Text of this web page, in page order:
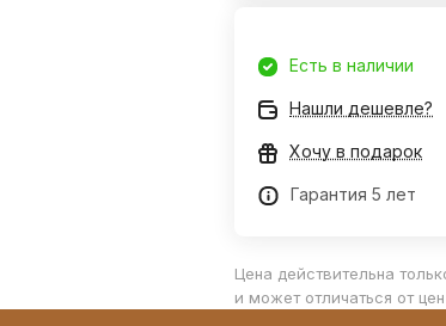
Есть в наличии
Нашли дешевле?
Хочу в подарок
Гарантия 5 лет
Цена действительна
и может отличаться от